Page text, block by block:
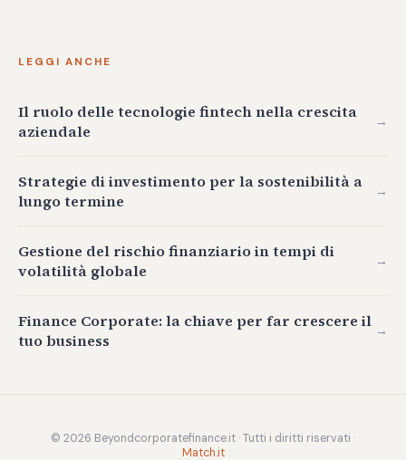
LEGGI ANCHE
Il ruolo delle tecnologie fintech nella crescita
aziendale
→
Strategie di investimento per la sostenibilità a
lungo termine
→
Gestione del rischio finanziario in tempi di
volatilità globale
→
Finance Corporate: la chiave per far crescere il
tuo business
→
© 2026 Beyondcorporatefinance.it · Tutti i diritti riservati ·
Match.it